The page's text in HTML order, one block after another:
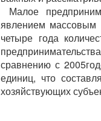
Малое
явлением массовым
четыре года
сравнению с
единиц, что
хозяйствующих